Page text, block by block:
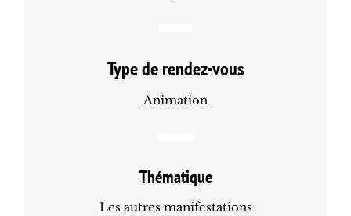
Type de rendez-vous
Animation
Thématique
Les autres manifestations